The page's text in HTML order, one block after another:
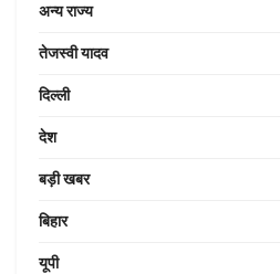
अन्य राज्य
तेजस्वी यादव
दिल्ली
देश
बड़ी खबर
बिहार
यूपी